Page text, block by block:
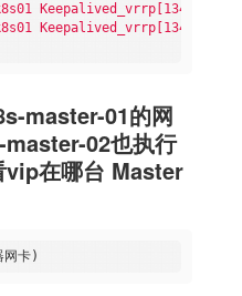
Keepalived_vrrp[13411]:
Keepalived_vrrp[13411]:
master-01的网
02也执行
vip在哪台 Master